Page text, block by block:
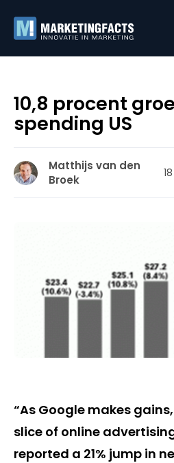
10,8 procent
spending US
Matthijs van den
Broek
“As Google makes
slice of online
reported a 21% jump in